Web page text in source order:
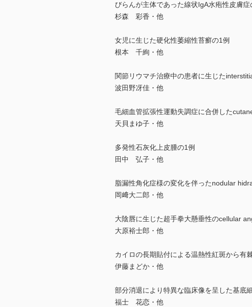
びらんが主体であった線状IgA水疱性皮膚症
杉森 彩香・他
女児に生じた硬化性萎縮性苔癬の1例
根本 千絢・他
関節リウマチ治療中の患者に生じた
波田野冴佳・他
毛細血管拡張性運動失調症に合併した
天貝まゆ子・他
多発性石灰化上皮腫の1例
田中 弘子・他
脂漏性角化症様の変化を伴ったnodular
岡﨑大二郎・他
大陰唇に生じた超手拳大懸垂性のcellular
大原裕士郎・他
カイロの長期貼付による温熱性紅斑から有
伊藤まどか・他
部分消退により特異な臨床像を呈した基底
福士 花恋・他